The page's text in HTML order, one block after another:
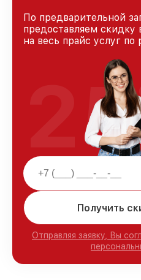
По предварительной
предоставляем скидку
на весь прайс услуг по
Получить
Отправляя заявку, Вы
25